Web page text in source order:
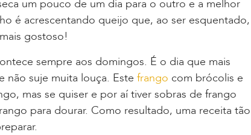
um pouco de um dia para o outro e a melhor
é acrescentando queijo que, ao ser esquentado,
gostoso!
sempre aos domingos. É o dia que mais
não suje muita louça. Este frango com brócolis e
mas se quiser e por aí tiver sobras de frango
para dourar. Como resultado, uma receita tão